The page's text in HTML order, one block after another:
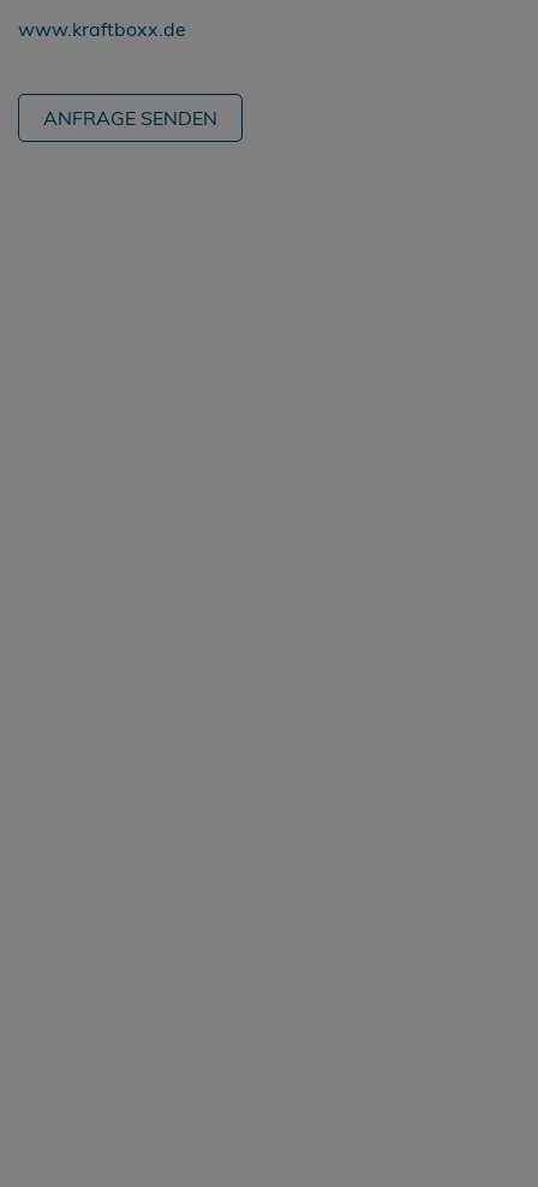
www.kraftboxx.de
ANFRAGE SENDEN